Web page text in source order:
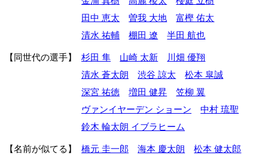
田中 恵太
曽我 大地
富樫 佑太
清水 祐輔
棚田 遼 半田 航也
同世代の選手 杉田 隼 山崎 太新
川畑 優翔
清水 蒼太朗
渋谷 諒太
松本 皐誠
深宮 祐徳
増田 健昇
笠柳 翼
ヴァンイヤーデン ショーン
中村 琉聖
鈴木 輪太朗 イブラヒーム
名前が似てる 橋元 圭一郎 海本 慶太朗
松本 健太郎